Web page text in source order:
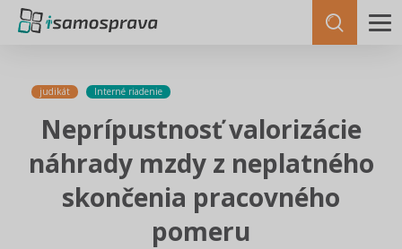
judikát Interné riadenie
Neprípustnosť valorizácie
náhrady mzdy z neplatného
skončenia pracovného
pomeru